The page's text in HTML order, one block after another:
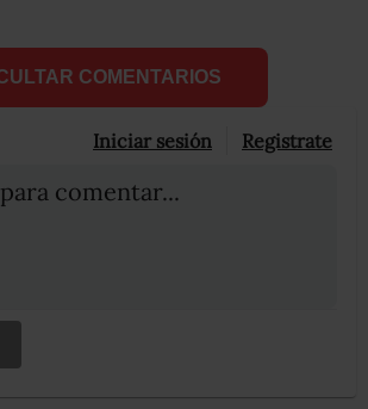
COMENTARIOS
Iniciar sesión Registrate
comentar...